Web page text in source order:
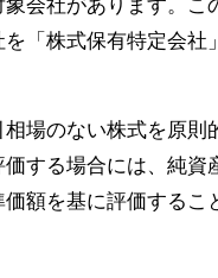
象会社があります。こ
「株式保有特定会社
相場のない株式を原則
価する場合には、純資
額を基に評価するこ